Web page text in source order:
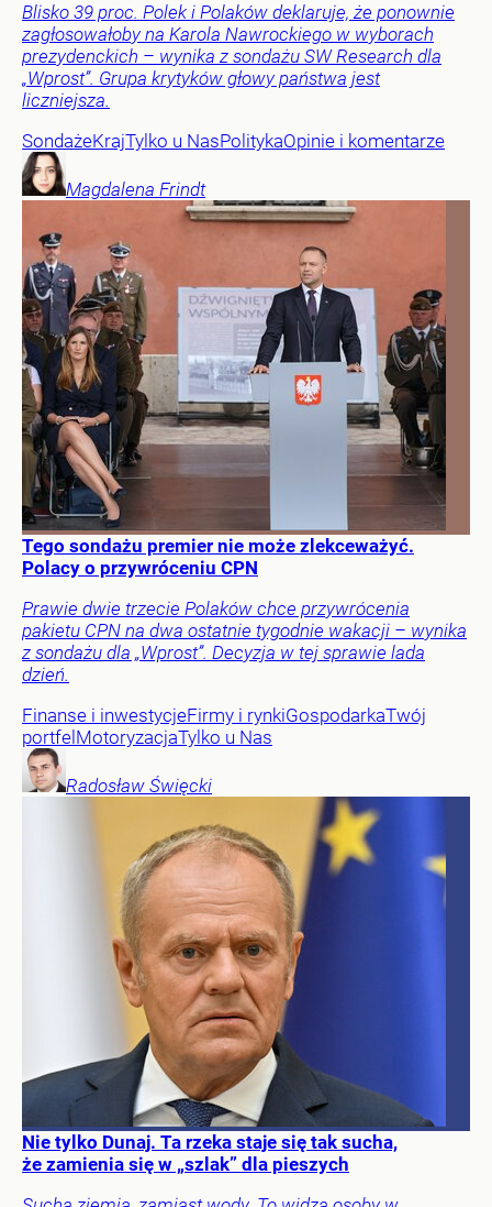
Blisko 39 proc. Polek i Polaków deklaruje, że ponownie
zagłosowałoby na Karola Nawrockiego w wyborach
prezydenckich – wynika z sondażu SW Research dla
„Wprost”. Grupa krytyków głowy państwa jest
liczniejsza.
SondażeKrajTylko u NasPolitykaOpinie i komentarze
Magdalena Frindt
Tego sondażu premier nie może zlekceważyć.
Polacy o przywróceniu CPN
Prawie dwie trzecie Polaków chce przywrócenia
pakietu CPN na dwa ostatnie tygodnie wakacji – wynika
z sondażu dla „Wprost”. Decyzja w tej sprawie lada
dzień.
Finanse i inwestycjeFirmy i rynkiGospodarkaTwój
portfel MotoryzacjaTylko u Nas
Radosław Święcki
Nie tylko Dunaj. Ta rzeka staje się tak sucha,
że zamienia się w „szlak” dla pieszych